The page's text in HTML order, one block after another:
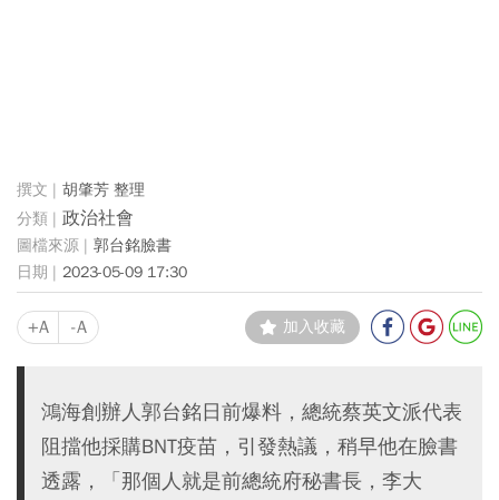
胡肇芳 整理
政治社會
郭台銘臉書
2023-05-09 17:30
+A -A 加入收藏
鴻海創辦人郭台銘日前爆料，總統蔡英文派代表
阻擋他採購BNT疫苗，引發熱議，稍早他在臉書
透露，「那個人就是前總統府秘書長，李大